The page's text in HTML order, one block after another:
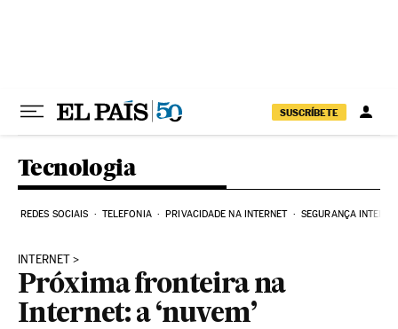
SUSCRÍBETE
Tecnologia
REDES SOCIAIS TELEFONIA PRIVACIDADE NA INTERNET SEGURANÇA
INTERNET
Próxima fronteira na
Internet: a ‘nuvem’